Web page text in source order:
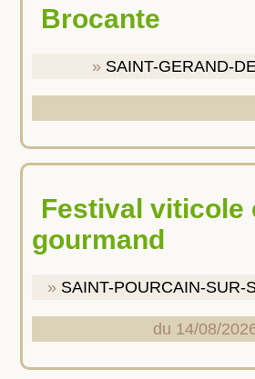
Brocante
SAINT-GERAND-
Festival viticole et
gourmand
SAINT-POURCAIN-SUR-
du 14/08/